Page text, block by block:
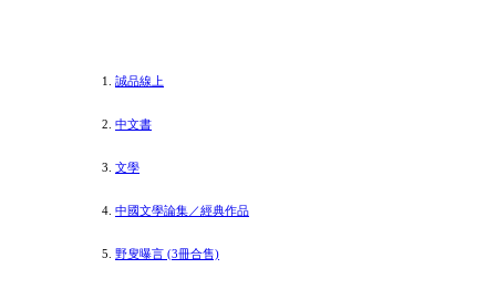
誠品線上
中文書
文學
中國文學論集／經典作品
野叟曝言 (3冊合售)